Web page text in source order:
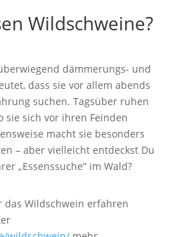
Wildschweine?
dämmerungs- und
dass sie vor allem abends
suchen. Tagsüber ruhen
sie sich vor ihren Feinden
macht sie besonders
– aber vielleicht entdeckst Du
„Essenssuche“ im Wald?
Wildschwein erfahren